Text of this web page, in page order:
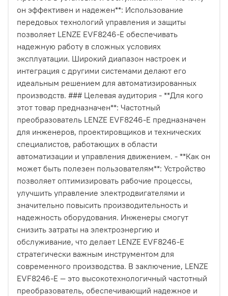
он эффективен и надежен**: Использование
передовых технологий управления и защиты
позволяет LENZE EVF8246-E обеспечивать
надежную работу в сложных условиях
эксплуатации. Широкий диапазон настроек и
интеграция с другими системами делают его
идеальным решением для автоматизированных
производств. ### Целевая аудитория - **Для кого
этот товар предназначен**: Частотный
преобразователь LENZE EVF8246-E предназначен
для инженеров, проектировщиков и технических
специалистов, работающих в области
автоматизации и управления движением. - **Как он
может быть полезен пользователям**: Устройство
позволяет оптимизировать рабочие процессы,
улучшить управление электродвигателями и
значительно повысить производительность и
надежность оборудования. Инженеры смогут
снизить затраты на электроэнергию и
обслуживание, что делает LENZE EVF8246-E
стратегически важным инструментом для
современного производства. В заключение, LENZE
EVF8246-E — это высокотехнологичный частотный
преобразователь, обеспечивающий надежное и